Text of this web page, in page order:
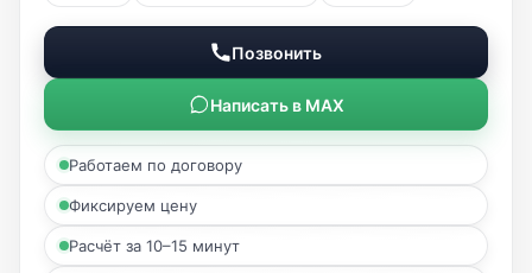
Позвонить
Написать в MAX
Работаем по договору
Фиксируем цену
Расчёт за 10–15 минут